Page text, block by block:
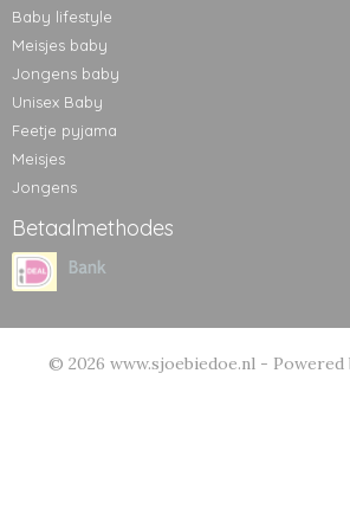
Baby lifestyle
Meisjes baby
Jongens baby
Unisex Baby
Feetje pyjama
Meisjes
Jongens
Betaalmethodes
© 2026 www.sjoebiedoe.nl - Powered